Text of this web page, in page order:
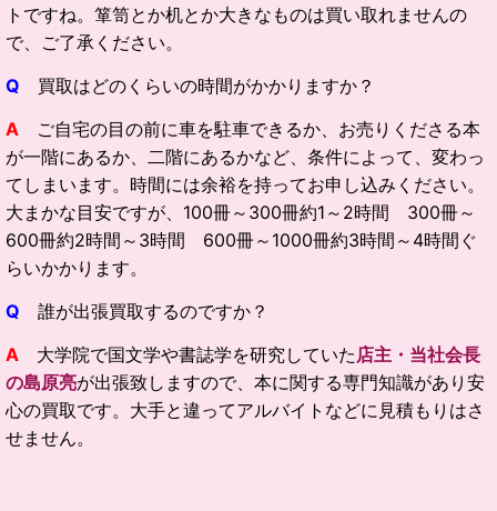
トですね。箪笥とか机とか大きなものは買い取れませんの
で、ご了承ください。
Q 買取はどのくらいの時間がかかりますか？
A ご自宅の目の前に車を駐車できるか、お売りくださる本
が一階にあるか、二階にあるかなど、条件によって、変わっ
てしまいます。時間には余裕を持ってお申し込みください。
大まかな目安ですが、100冊～300冊約1～2時間 300冊～
600冊約2時間～3時間 600冊～1000冊約3時間～4時間ぐ
らいかかります。
Q 誰が出張買取するのですか？
A 大学院で国文学や書誌学を研究していた店主・当社会長
の島原亮が出張致しますので、本に関する専門知識があり安
心の買取です。大手と違ってアルバイトなどに見積もりはさ
せません。